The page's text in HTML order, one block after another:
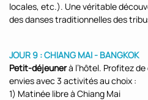
locales, etc.). Une véritable
des danses traditionnelles des
JOUR 9 : CHIANG MAI - BANGKOK
Petit-déjeunerà l’hôtel. Profitez
envies avec 3 activités au choix :
1) Matinée libre à Chiang Mai